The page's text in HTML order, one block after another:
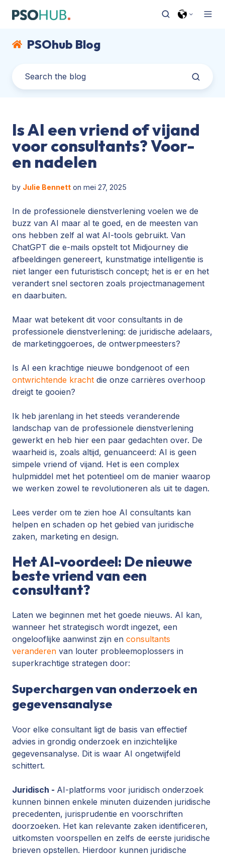
PSOhub Blog
Is AI een vriend of vijand
voor consultants? Voor-
en nadelen
by Julie Bennett on mei 27, 2025
In de professionele dienstverlening voelen we de
buzz van AI maar al te goed, en de meesten van
ons hebben zelf al wat AI-tools gebruikt. Van
ChatGPT die e-mails opstelt tot Midjourney die
afbeeldingen genereert, kunstmatige intelligentie is
niet langer een futuristisch concept; het is er en het
verandert snel sectoren zoals projectmanagement
en daarbuiten.
Maar wat betekent dit voor consultants in de
professionele dienstverlening: de juridische adelaars,
de marketinggoeroes, de ontwerpmeesters?
Is AI een krachtige nieuwe bondgenoot of een
ontwrichtende kracht die onze carrières overhoop
dreigt te gooien?
Ik heb jarenlang in het steeds veranderende
landschap van de professionele dienstverlening
gewerkt en heb hier een paar gedachten over. De
waarheid is, zoals altijd, genuanceerd: AI is geen
simpele vriend of vijand. Het is een complex
hulpmiddel met het potentieel om de manier waarop
we werken zowel te revolutioneren als uit te dagen.
Lees verder om te zien hoe AI consultants kan
helpen en schaden op het gebied van juridische
zaken, marketing en design.
Het AI-voordeel: De nieuwe
beste vriend van een
consultant?
Laten we beginnen met het goede nieuws. AI kan,
wanneer het strategisch wordt ingezet, een
ongelooflijke aanwinst zijn en consultants
veranderen van louter probleemoplossers in
superkrachtige strategen door:
Superchargen van onderzoek en
gegevensanalyse
Voor elke consultant ligt de basis van effectief
advies in grondig onderzoek en inzichtelijke
gegevensanalyse. Dit is waar AI ongetwijfeld
schittert.
Juridisch - AI-platforms voor juridisch onderzoek
kunnen binnen enkele minuten duizenden juridische
precedenten, jurisprudentie en voorschriften
doorzoeken. Het kan relevante zaken identificeren,
uitkomsten voorspellen en zelfs de eerste juridische
brieven opstellen. Hierdoor kunnen juridische